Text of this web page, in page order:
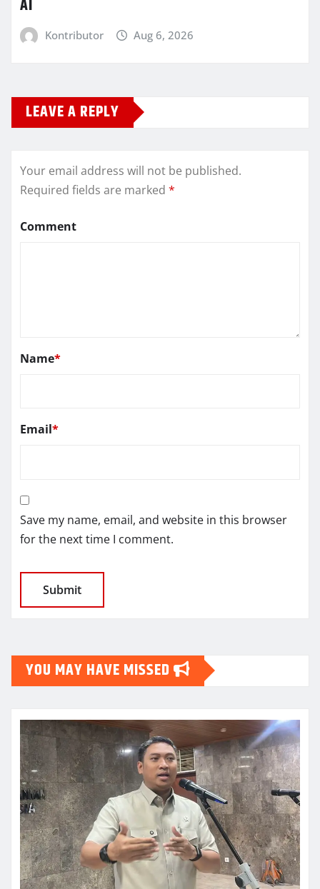
AI
Kontributor Aug 6, 2026
LEAVE A REPLY
Your email address will not be published.
Required fields are marked *
Comment
Name*
Email*
Save my name, email, and website in this browser
for the next time I comment.
YOU MAY HAVE MISSED